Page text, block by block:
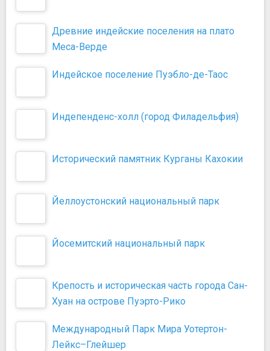
Древние индейские поселения на плато
Меса-Верде
Индейское поселение Пуэбло-де-Таос
Индепенденс-холл (город Филадельфия)
Исторический памятник Курганы Кахокии
Йеллоустонский национальный парк
Йосемитский национальный парк
Крепость и историческая часть города Сан-
Хуан на острове Пуэрто-Рико
Международный Парк Мира Уотертон-
Лейкс–Глейшер